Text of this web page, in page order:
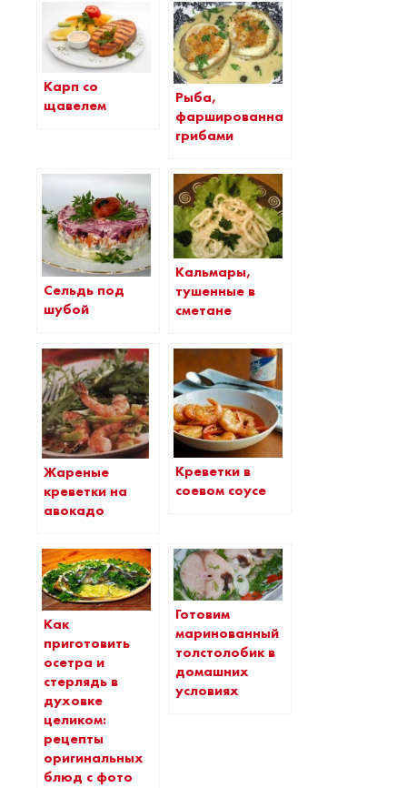
Карп со
щавелем
Рыба,
фаршированная
грибами
Сельдь под
шубой
Кальмары,
тушенные в
сметане
Жареные
креветки на
авокадо
Креветки в
соевом соусе
Как
приготовить
осетра и
стерлядь в
духовке
целиком:
рецепты
оригинальных
блюд с фото
Готовим
маринованный
толстолобик в
домашних
условиях